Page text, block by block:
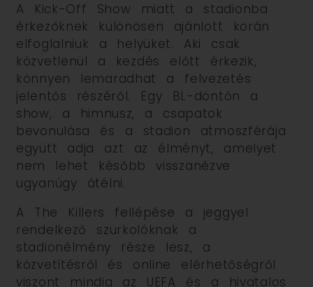
A Kick-Off Show miatt a stadionba
érkezőknek különösen ajánlott korán
elfoglalniuk a helyüket. Aki csak
közvetlenül a kezdés előtt érkezik,
könnyen lemaradhat a felvezetés
jelentős részéről. Egy BL-döntőn a
show, a himnusz, a csapatok
bevonulása és a stadion atmoszférája
együtt adja azt az élményt, amelyet
nem lehet később visszanézve
ugyanúgy átélni.
A The Killers fellépése a jeggyel
rendelkező szurkolóknak a
stadionélmény része lesz, a
közvetítésről és online elérhetőségről
viszont mindig az UEFA és a hivatalos